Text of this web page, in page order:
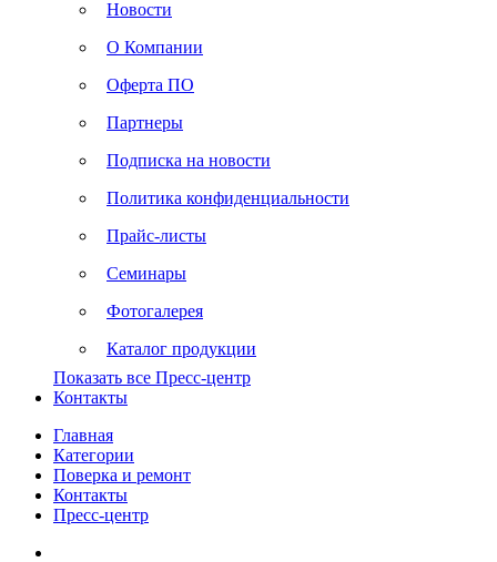
Новости
О Компании
Оферта ПО
Партнеры
Подписка на новости
Политика конфиденциальности
Прайс-листы
Семинары
Фотогалерея
Каталог продукции
Показать все Пресс-центр
Контакты
Главная
Категории
Поверка и ремонт
Контакты
Пресс-центр